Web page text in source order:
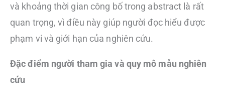
và khoảng thời gian công bố trong abstract là rất
quan trọng, vì điều này giúp người đọc hiểu được
phạm vi và giới hạn của nghiên cứu.
Đặc điểm người tham gia và quy mô mẫu nghiên
cứu